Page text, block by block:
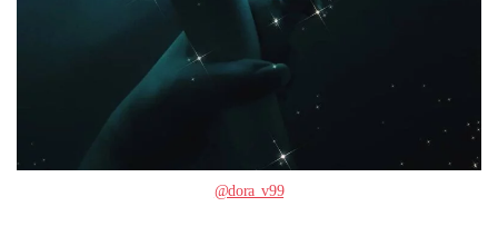
@dora_v99